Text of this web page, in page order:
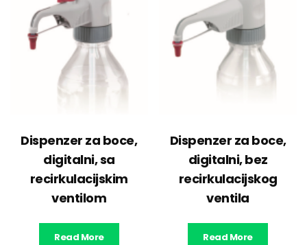
Dispenzer za boce,
digitalni, sa
recirkulacijskim
ventilom
Read More
Dispenzer za boce,
digitalni, bez
recirkulacijskog
ventila
Read More